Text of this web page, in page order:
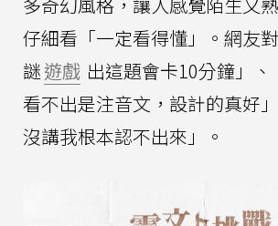
仔細看「一定看得懂」。網友
謎遊戲 出這題會卡10分鐘」
看不出是注音文，設計的真好
沒講我根本認不出來」。